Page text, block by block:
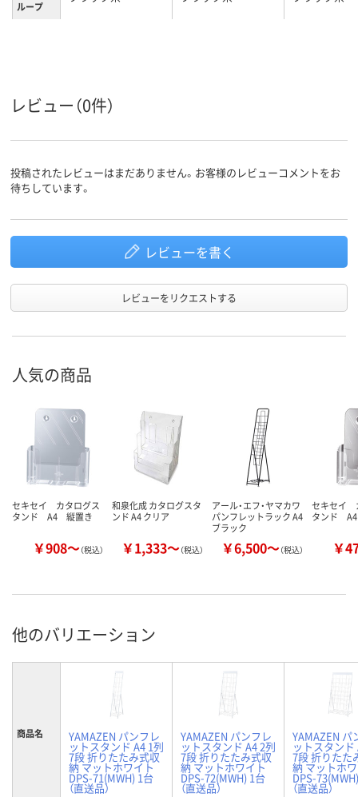
ループ
レビュー（0件）
投稿されたレビューはまだありません。お客様のレビューコメントをお
待ちしています。
レビューを書く
レビューをリクエストする
人気の商品
セキセイ カタログス
タンド A4 縦置き
￥908～（税込）
和泉化成 カタログスタ
ンド A4 クリア
￥1,333～（税込）
アール・エフ・ヤマカワ
パンフレットラック A4
ブラック
￥6,500～（税込）
セキセイ
タンド
￥
他のバリエーション
商品名 YAMAZEN パンフレ
ットスタンド A4 1列
7段 折りたたみ式収
納 マットホワイト
DPS-71(MWH) 1台
（直送品）
YAMAZEN パンフレ
ットスタンド A4 2列
7段 折りたたみ式収
納 マットホワイト
DPS-72(MWH) 1台
（直送品）
YAMAZEN パ
ットスタンド
7段 折りたた
納 マットホ
DPS-
（直送品）